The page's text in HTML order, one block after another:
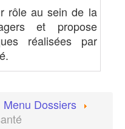
rôle au sein de la
et propose
réalisées par
Menu Dossiers